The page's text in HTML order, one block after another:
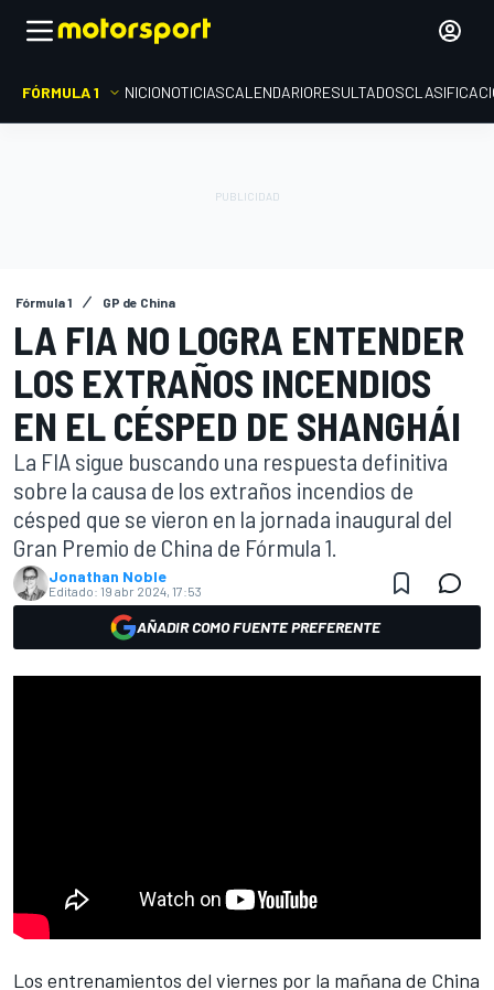
FÓRMULA 1 INICIONOTICIASCALENDARIORESULTADOS
Fórmula 1 GP de China
LA FIA NO LOGRA ENTENDER
LOS EXTRAÑOS INCENDIOS
EN EL CÉSPED DE SHANGHÁI
La FIA sigue buscando una respuesta definitiva
sobre la causa de los extraños incendios de
césped que se vieron en la jornada inaugural del
Gran Premio de China de Fórmula 1.
Jonathan Noble
Editado: 19 abr 2024, 17:53
AÑADIR COMO FUENTE PREFERENTE
Los entrenamientos del viernes por la mañana de China